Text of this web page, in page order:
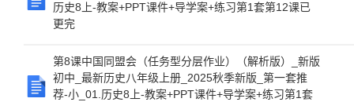
历史8上-教案+PPT课件+导学案+练习第1套第12课已
更完
第8课中国同盟会（任务型分层作业）（解析版）_新版
初中_最新历史八年级上册_2025秋季新版_第一套推
荐-小_01.历史8上-教案+PPT课件+导学案+练习第1套